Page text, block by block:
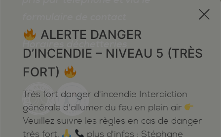
Horaires déchetteries
x
ALERTE DANGER
D’INCENDIE – NIVEAU 5 (TRÈS
FORT)
Très fort danger d'incendie Interdiction
générale d'allumer du feu en plein air
Veuillez suivre les règles en cas de danger
très fort.
plus d'infos : Stéphane